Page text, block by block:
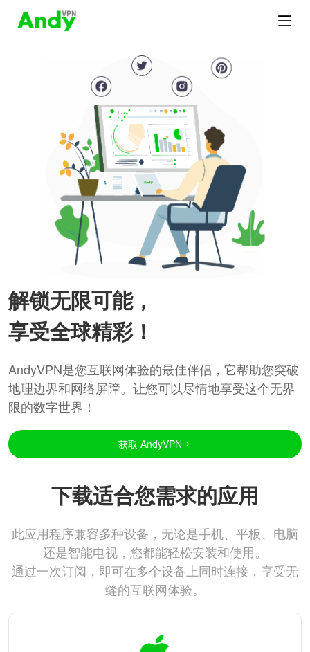
解锁无限可能，
享受全球精彩！
AndyVPN是您互联网体验的最佳伴侣，它帮助您突破
地理边界和网络屏障。让您可以尽情地享受这个无界
限的数字世界！
获取 AndyVPN
下载适合您需求的应用
此应用程序兼容多种设备，无论是手机、平板、电脑
还是智能电视，您都能轻松安装和使用。
通过一次订阅，即可在多个设备上同时连接，享受无
缝的互联网体验。